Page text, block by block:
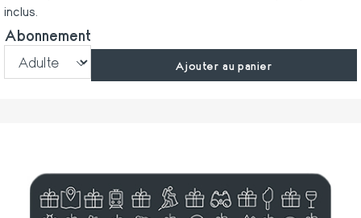
inclus.
Abonnement